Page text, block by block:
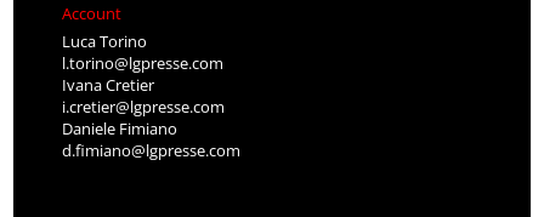
Account
Luca Torino
l.torino@lgpresse.com
Ivana Cretier
i.cretier@lgpresse.com
Daniele Fimiano
d.fimiano@lgpresse.com